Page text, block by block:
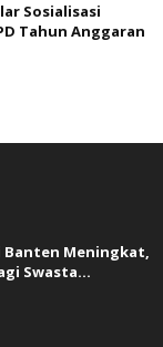
Sosialisasi
Tahun Anggaran
Banten Meningkat,
Swasta...